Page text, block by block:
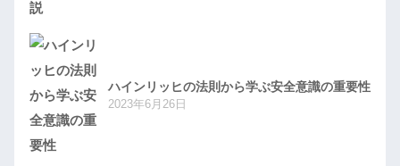
ハインリッヒの法則から学ぶ安全意識の重要性
2023年6月26日